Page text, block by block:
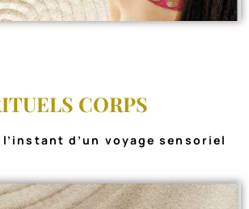
CORPS
l’instant d’un voyage sensoriel